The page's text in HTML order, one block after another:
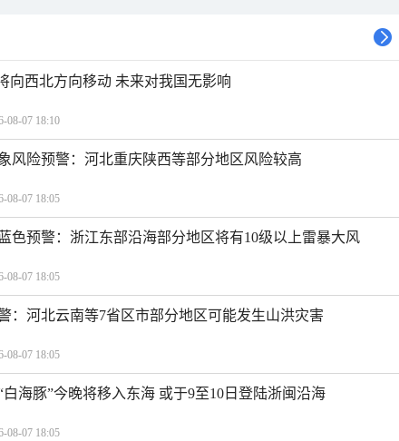
向西北方向移动 未来对我国无影响
08-07 18:10
风险预警：河北重庆陕西等部分地区风险较高
08-07 18:05
色预警：浙江东部沿海部分地区将有10级以上雷暴大风
08-07 18:05
：河北云南等7省区市部分地区可能发生山洪灾害
08-07 18:05
白海豚”今晚将移入东海 或于9至10日登陆浙闽沿海
08-07 18:05